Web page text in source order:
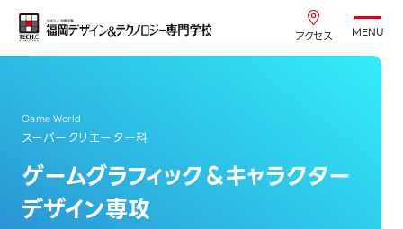
アクセス MENU
Game World
スーパークリエーター科
ゲームグラフィック＆キャラクター
デザイン専攻